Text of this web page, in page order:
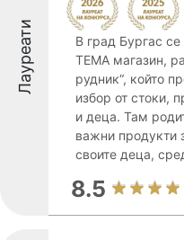
Лауреати
В град Бургас
ТЕМА магазин,
рудник“, който
избор от стоки,
и деца. Там
важни продукти
своите деца,
8.5